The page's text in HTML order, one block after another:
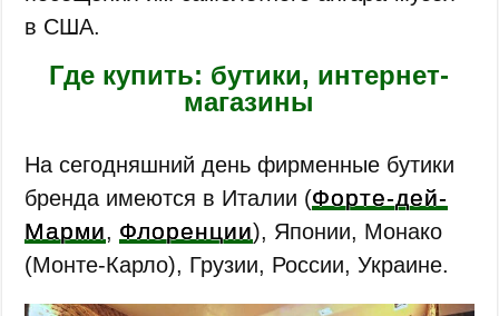
в США.
Где купить: бутики, интернет-
магазины
На сегодняшний день фирменные бутики
бренда имеются в Италии (Форте-дей-
Марми, Флоренции), Японии, Монако
(Монте-Карло), Грузии, России, Украине.